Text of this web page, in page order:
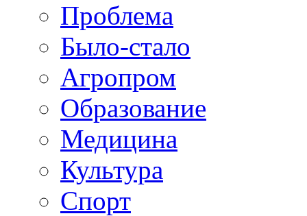
Проблема
Было-стало
Агропром
Образование
Медицина
Культура
Спорт